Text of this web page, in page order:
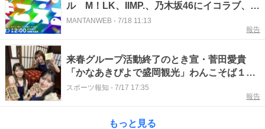
ル M！LK、IIMP.、乃木坂46にイコラブ、と
き宣も
MANTANWEB - 7/18 11:13
報告
来春グループ活動終了のとき宣・菅田愛貴
「かなあきぴよで盛岡観光」わんこそば１０
０杯「根性で頑張りました！」
スポーツ報知 - 7/17 17:35
報告
もっと見る